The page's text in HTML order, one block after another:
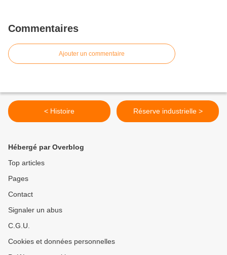
Commentaires
Ajouter un commentaire
< Histoire Réserve industrielle >
Hébergé par Overblog
Top articles
Pages
Contact
Signaler un abus
C.G.U.
Cookies et données personnelles